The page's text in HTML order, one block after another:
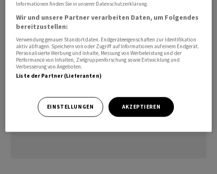
/bgf/mis
Informationen finden Sie in unserer Datenschutzerklärung.
Wir und unsere Partner verarbeiten Daten, um Folgendes
bereitzustellen:
Verwendung genauer Standortdaten. Endgeräteeigenschaften zur Identifikation
aktiv abfragen. Speichern von oder Zugriff auf Informationen auf einem Endgerät.
Personalisierte Werbung und Inhalte, Messung von Werbeleistung und der
Performance von Inhalten, Zielgruppenforschung sowie Entwicklung und
Verbesserung von Angeboten.
Liste der Partner (Lieferanten)
EINSTELLUNGEN AKZEPTIEREN